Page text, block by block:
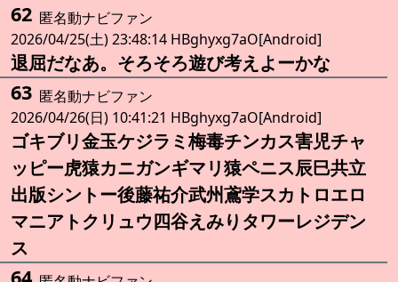
62 匿名動ナビファン
2026/04/25(土) 23:48:14 HBghyxg7aO[Android]
退屈だなあ。そろそろ遊び考えよーかな
63 匿名動ナビファン
2026/04/26(日) 10:41:21 HBghyxg7aO[Android]
ゴキブリ金玉ケジラミ梅毒チンカス害児チャ
ッピー虎猿カニガンギマリ猿ペニス辰巳共立
出版シントー後藤祐介武州鳶学スカトロエロ
マニアトクリュウ四谷えみりタワーレジデン
ス